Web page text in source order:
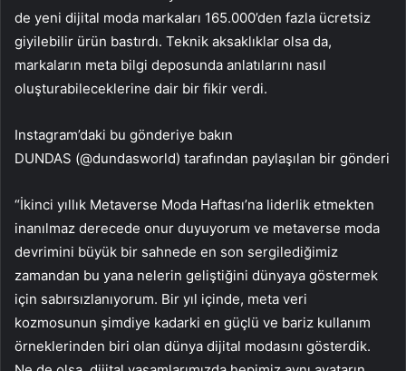
de yeni dijital moda markaları 165.000’den fazla ücretsiz
giyilebilir ürün bastırdı. Teknik aksaklıklar olsa da,
markaların meta bilgi deposunda anlatılarını nasıl
oluşturabileceklerine dair bir fikir verdi.
Instagram’daki bu gönderiye bakın
DUNDAS (@dundasworld) tarafından paylaşılan bir gönderi
“İkinci yıllık Metaverse Moda Haftası’na liderlik etmekten
inanılmaz derecede onur duyuyorum ve metaverse moda
devrimini büyük bir sahnede en son sergilediğimiz
zamandan bu yana nelerin geliştiğini dünyaya göstermek
için sabırsızlanıyorum. Bir yıl içinde, meta veri
kozmosunun şimdiye kadarki en güçlü ve bariz kullanım
örneklerinden biri olan dünya dijital modasını gösterdik.